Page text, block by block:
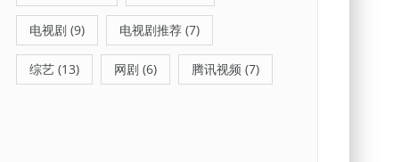
电视剧 (9) 电视剧推荐 (7)
综艺 (13) 网剧 (6) 腾讯视频 (7)